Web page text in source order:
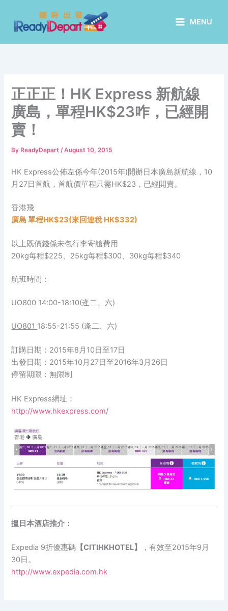
content
MENU
正正正！HK Express 新航線
廣島，單程HK$23咋，已經開
賣！
By ReadyDepart/August 10, 2015
HK Express公佈左係今年(2015年)開辦日本廣島新航線，10
月27日首航，首航價單程只需HK$23，已經開賣。
香港飛
廣島 單程HK$23(來回連稅 HK$332)
以上既價錢係未包行李寄艙費用
20kg每程$225、25kg每程$300、30kg每程$340
航班時間：
UO800 14:00-18:10(逄二、六)
UO801 18:55-21:55 (逄二、六)
訂購日期：2015年8月10日至17日
出發日期：2015年10月27日至2016年3月26日
停留期限：無限制
HK Express網址：
http://www.hkexpress.com/
搵日本酒店推介：
Expedia 9折優惠碼 【CITIHKHOTEL】
，有效至2015年9月
30日。
http://www.expedia.com.hk